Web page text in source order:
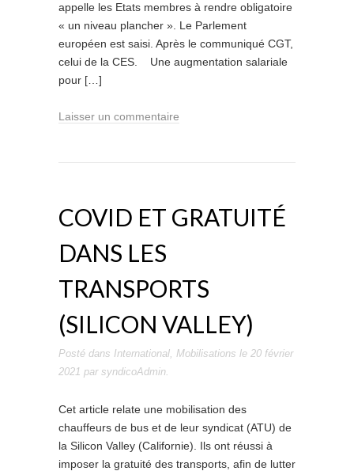
appelle les Etats membres à rendre obligatoire
« un niveau plancher ». Le Parlement
européen est saisi. Après le communiqué CGT,
celui de la CES. Une augmentation salariale
pour […]
Laisser un commentaire
COVID ET GRATUITÉ
DANS LES
TRANSPORTS
(SILICON VALLEY)
Posté dans International, Mobilisations le 20 février
2021 par syndicoAdmin.
Cet article relate une mobilisation des
chauffeurs de bus et de leur syndicat (ATU) de
la Silicon Valley (Californie). Ils ont réussi à
imposer la gratuité des transports, afin de lutter